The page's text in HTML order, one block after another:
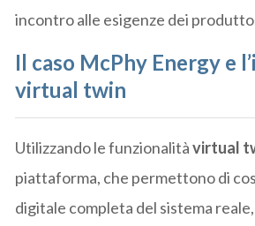
incontro alle esigenze dei
Il caso McPhy Energy e
virtual twin
Utilizzando le funzionalitàvirtual
piattaforma, che permettono di
digitale completa del sistema